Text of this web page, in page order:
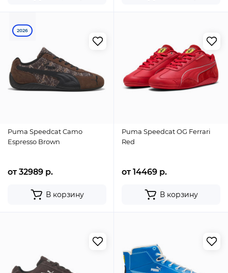
2026
Puma Speedcat Camo
Espresso Brown
от 32989 р.
В корзину
Puma Speedcat OG Ferrari
Red
от 14469 р.
В корзину